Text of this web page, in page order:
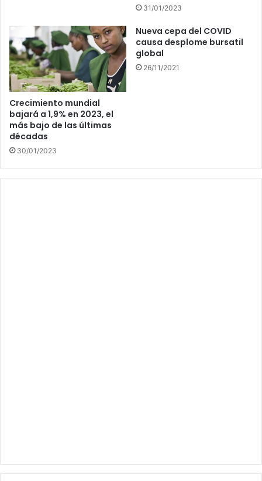
31/01/2023
Crecimiento mundial
bajará a 1,9% en 2023, el
más bajo de las últimas
décadas
30/01/2023
Nueva cepa del COVID
causa desplome bursatil
global
26/11/2021